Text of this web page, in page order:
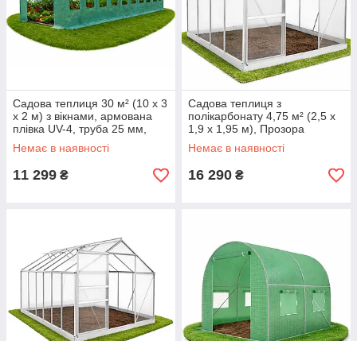
Садова теплиця 30 м² (10 х 3
х 2 м) з вікнами, армована
плівка UV-4, труба 25 мм,
Польща
Немає в наявності
11 299 ₴
Садова теплиця з
полікарбонату 4,75 м² (2,5 х
1,9 х 1,95 м), Прозора
Немає в наявності
16 290 ₴